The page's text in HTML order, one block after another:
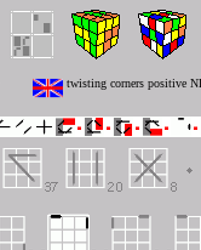
twisting corners positive